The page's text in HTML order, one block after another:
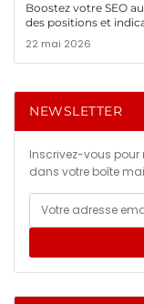
Boostez votre SEO
des positions et
22 mai 2026
NEWSLETTER
Inscrivez-vous pour
dans votre boîte